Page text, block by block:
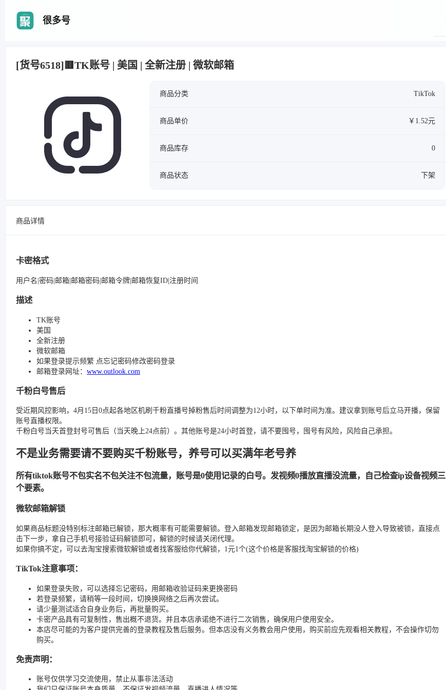
很多号
[货号6518]🟥TK账号 | 美国 | 全新注册 | 微软邮箱
商品分类 TikTok
商品单价 ￥1.52元
商品库存 0
商品状态 下架
商品详情
卡密格式
用户名|密码|邮箱|邮箱密码|邮箱令牌|邮箱恢复ID|注册时间
描述
TK账号
美国
全新注册
微软邮箱
如果登录提示频繁 点忘记密码修改密码登录
邮箱登录网址： www.outlook.com
千粉白号售后
受近期风控影响，4月15日0点起各地区机刷千粉直播号掉粉售后时间调整为12小时，以下单时间为准。建议拿到账号后立马开播，保留
账号直播权限。
千粉白号当天首登封号可售后（当天晚上24点前）。其他账号是24小时首登，请不要囤号，囤号有风险，风险自己承担。
不是业务需要请不要购买千粉账号，养号可以买满年老号养
所有tiktok账号不包实名不包关注不包流量，账号是0使用记录的白号。发视频0播放直播没流量，自己检查ip设备视频三
个要素。
微软邮箱解锁
如果商品标题没特别标注邮箱已解锁，那大概率有可能需要解锁。登入邮箱发现邮箱锁定，是因为邮箱长期没人登入导致被锁，直接点
击下一步，拿自己手机号接验证码解锁即可，解锁的时候请关闭代理。
如果你搞不定，可以去淘宝搜索微软解锁或者找客服给你代解锁，1元1个(这个价格是客服找淘宝解锁的价格)
TikTok注意事项：
如果登录失败，可以选择忘记密码，用邮箱收验证码来更换密码
若登录频繁，请稍等一段时间，切换换网络之后再次尝试。
请少量测试适合自身业务后，再批量购买。
卡密产品具有可复制性，售出概不退货。并且本店承诺绝不进行二次销售，确保用户使用安全。
本店尽可能的为客户提供完善的登录教程及售后服务。但本店没有义务教会用户使用，购买前应先观看相关教程，不会操作切勿
购买。
免责声明：
账号仅供学习交流使用，禁止从事非法活动